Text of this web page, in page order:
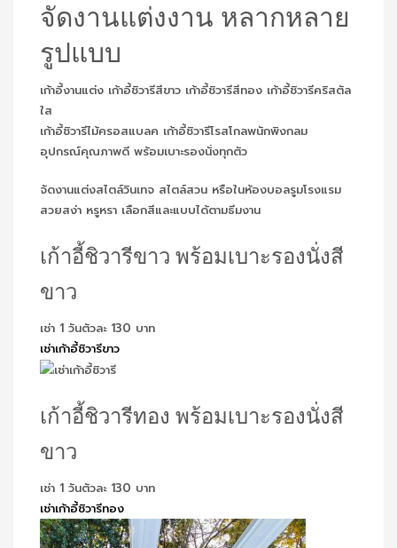
จัดงานแต่งงาน หลากหลาย
รูปแบบ
เก้าอี้งานแต่ง เก้าอี้ชิวารีสีขาว เก้าอี้ชิวารีสีทอง เก้าอี้ชิวารีคริสตัล
ใส
เก้าอี้ชิวารีไม้ครอสแบลค เก้าอี้ชิวารีโรสโกลพนักพิงกลม
อุปกรณ์คุณภาพดี พร้อมเบาะรองนั่งทุกตัว
จัดงานแต่งสไตล์วินเทจ สไตล์สวน หรือในห้องบอลรูมโรงแรม
สวยสง่า หรูหรา เลือกสีและแบบได้ตามธีมงาน
เก้าอี้ชิวารีขาว พร้อมเบาะรองนั่งสี
ขาว
เช่า 1 วันตัวละ 130 บาท
เช่าเก้าอี้ชิวารีขาว
เก้าอี้ชิวารีทอง พร้อมเบาะรองนั่งสี
ขาว
เช่า 1 วันตัวละ 130 บาท
เช่าเก้าอี้ชิวารีทอง